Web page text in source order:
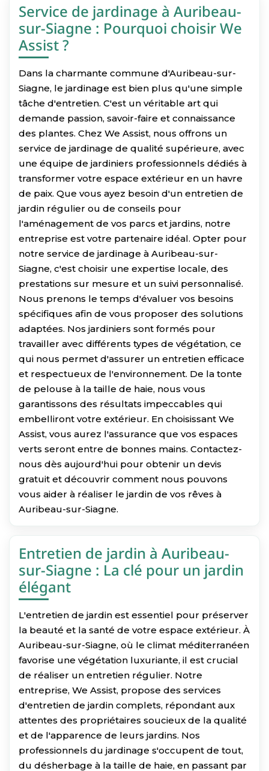
Service de jardinage à Auribeau-
sur-Siagne : Pourquoi choisir We
Assist ?
Dans la charmante commune d'Auribeau-sur-
Siagne, le jardinage est bien plus qu'une simple
tâche d'entretien. C'est un véritable art qui
demande passion, savoir-faire et connaissance
des plantes. Chez We Assist, nous offrons un
service de jardinage de qualité supérieure, avec
une équipe de jardiniers professionnels dédiés à
transformer votre espace extérieur en un havre
de paix. Que vous ayez besoin d'un entretien de
jardin régulier ou de conseils pour
l'aménagement de vos parcs et jardins, notre
entreprise est votre partenaire idéal. Opter pour
notre service de jardinage à Auribeau-sur-
Siagne, c'est choisir une expertise locale, des
prestations sur mesure et un suivi personnalisé.
Nous prenons le temps d'évaluer vos besoins
spécifiques afin de vous proposer des solutions
adaptées. Nos jardiniers sont formés pour
travailler avec différents types de végétation, ce
qui nous permet d'assurer un entretien efficace
et respectueux de l'environnement. De la tonte
de pelouse à la taille de haie, nous vous
garantissons des résultats impeccables qui
embelliront votre extérieur. En choisissant We
Assist, vous aurez l'assurance que vos espaces
verts seront entre de bonnes mains. Contactez-
nous dès aujourd'hui pour obtenir un devis
gratuit et découvrir comment nous pouvons
vous aider à réaliser le jardin de vos rêves à
Auribeau-sur-Siagne.
Entretien de jardin à Auribeau-
sur-Siagne : La clé pour un jardin
élégant
L'entretien de jardin est essentiel pour préserver
la beauté et la santé de votre espace extérieur. À
Auribeau-sur-Siagne, où le climat méditerranéen
favorise une végétation luxuriante, il est crucial
de réaliser un entretien régulier. Notre
entreprise, We Assist, propose des services
d'entretien de jardin complets, répondant aux
attentes des propriétaires soucieux de la qualité
et de l'apparence de leurs jardins. Nos
professionnels du jardinage s'occupent de tout,
du désherbage à la taille de haie, en passant par